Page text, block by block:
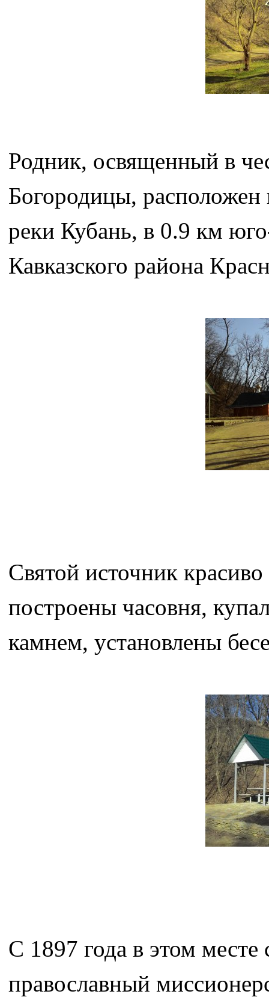
Родник, освященный в
Богородицы, расположен
реки Кубань, в 0.9 км
Кавказского района
Святой источник
построены часовня,
камнем, установлены
С 1897 года в этом месте
православный